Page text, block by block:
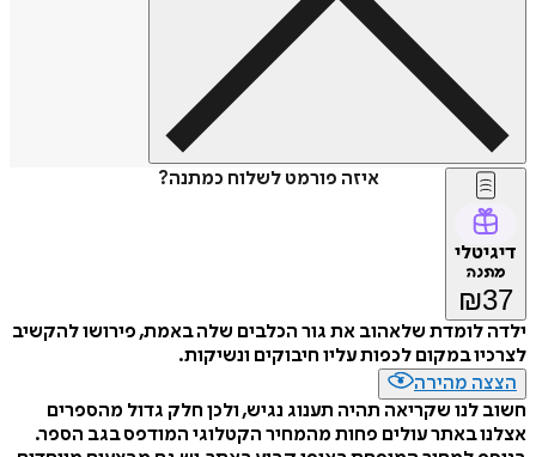
איזה פורמט לשלוח כמתנה?
דיגיטלי
מתנה
₪37
ילדה לומדת שלאהוב את גור הכלבים שלה באמת, פירושו להקשיב
לצרכיו במקום לכפות עליו חיבוקים ונשיקות.
הצצה מהירה
חשוב לנו שקריאה תהיה תענוג נגיש, ולכן חלק גדול מהספרים
אצלנו באתר עולים פחות מהמחיר הקטלוגי המודפס בגב הספר.